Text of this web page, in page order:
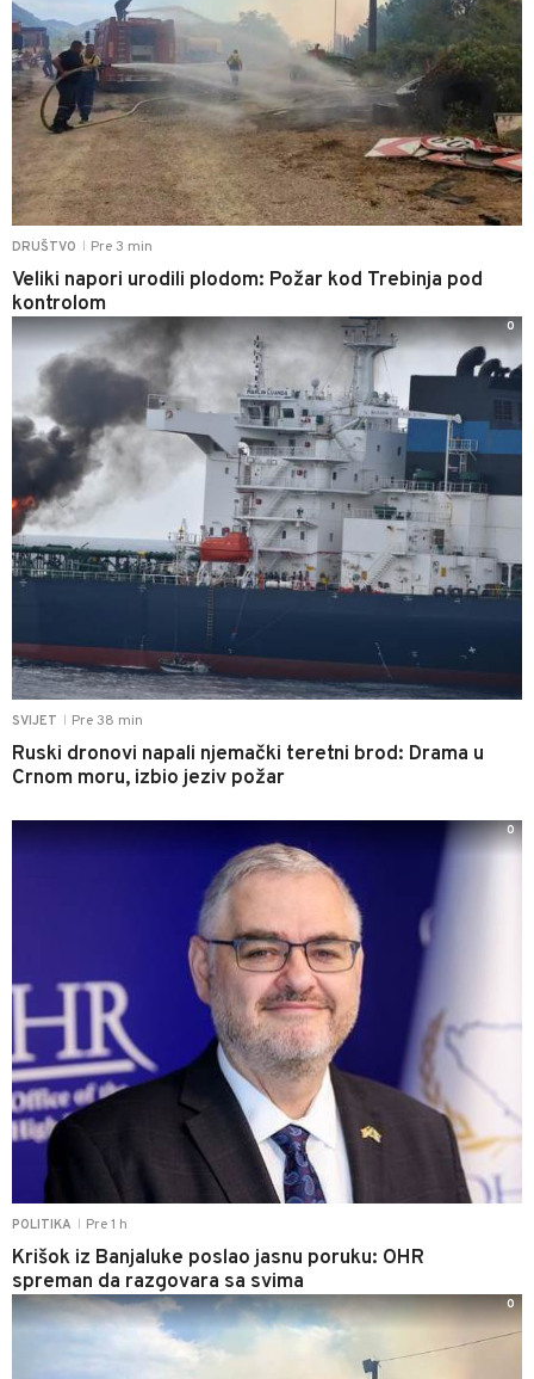
DRUŠTVO Pre 3 min
Veliki napori urodili plodom: Požar kod Trebinja pod
kontrolom
SVIJET Pre 38 min
Ruski dronovi napali njemački teretni brod: Drama u
Crnom moru, izbio jeziv požar
0
POLITIKA Pre 1 h
Krišok iz Banjaluke poslao jasnu poruku: OHR
spreman da razgovara sa svima
0
0